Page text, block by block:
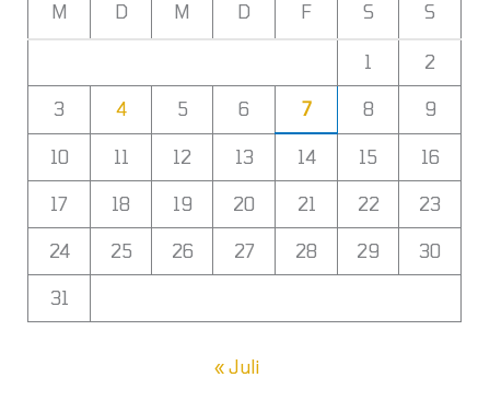
M D M D F S S
1 2
3 4 5 6 7 8 9
10 11 12 13 14 15 16
17 18 19 20 21 22 23
24 25 26 27 28 29 30
31
« Juli